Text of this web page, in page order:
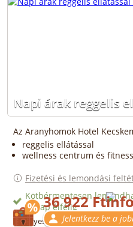
Napi árak reggelis
Az Aranyhomok Hotel
reggelis ellátással
wellness centrum és
Fizetési és lemondási
Kötbérmentesen
2. nap éjfélig
Érvényes: 2028.07.25-ig
36 922 Ft
Jelentkezz be a